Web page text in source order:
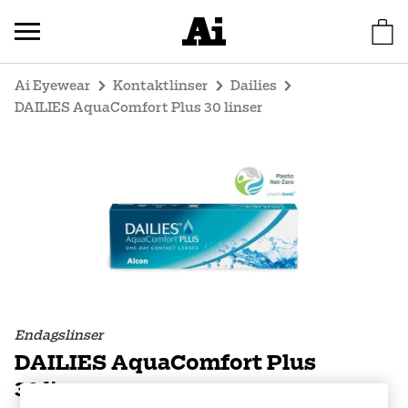
Ai Eyewear Kontaktlinser
Dailies
DAILIES AquaComfort Plus 30 linser
Endagslinser
DAILIES AquaComfort Plus
30 linser